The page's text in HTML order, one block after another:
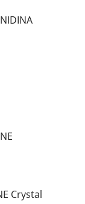
Crystal